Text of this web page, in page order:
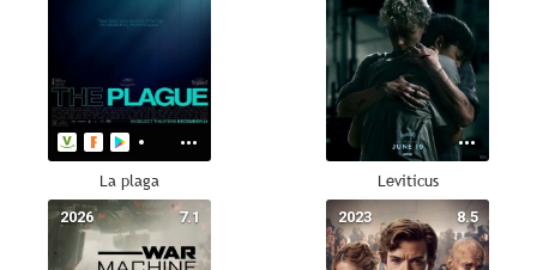
La plaga Leviticus
7.1
2026 8.5
2023